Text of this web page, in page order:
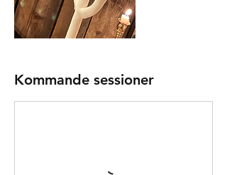
Kommande sessioner